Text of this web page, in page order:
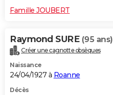
Famille JOUBERT
Raymond SURE (95 ans)
Créer une cagnotte obsèques
Naissance
24/04/1927 à Roanne
Décès